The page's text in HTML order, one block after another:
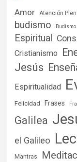
Amor Atención
budismo
Espiritual
Cristianismo
Jesús
Espiritualidad
Felicidad Frases
Galilea
el Galileo
Mantras